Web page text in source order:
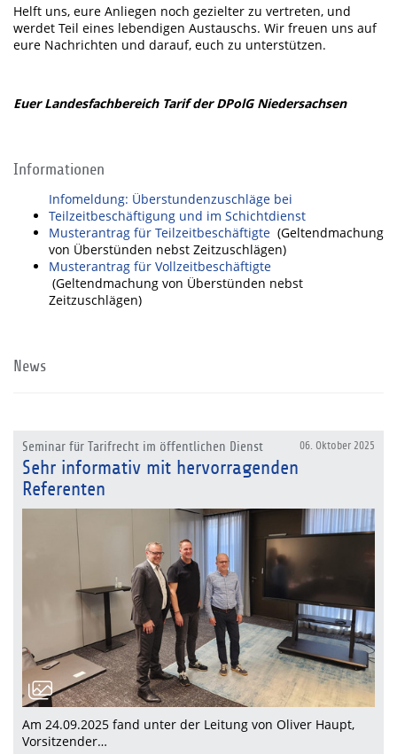
Helft uns, eure Anliegen noch gezielter zu vertreten, und
werdet Teil eines lebendigen Austauschs. Wir freuen uns auf
eure Nachrichten und darauf, euch zu unterstützen.
Euer Landesfachbereich Tarif der DPolG Niedersachsen
Informationen
Infomeldung: Überstundenzuschläge bei
Teilzeitbeschäftigung und im Schichtdienst
Musterantrag für Teilzeitbeschäftigte (Geltendmachung
von Überstünden nebst Zeitzuschlägen)
Musterantrag für Vollzeitbeschäftigte
(Geltendmachung von Überstünden nebst
Zeitzuschlägen)
News
06. Oktober 2025
Seminar für Tarifrecht im öffentlichen Dienst
Sehr informativ mit hervorragenden
Referenten
Am 24.09.2025 fand unter der Leitung von Oliver Haupt,
Vorsitzender…